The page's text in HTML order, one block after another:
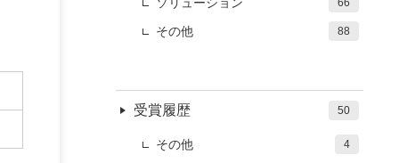
66
その他 88
受賞履歴 50
その他 4